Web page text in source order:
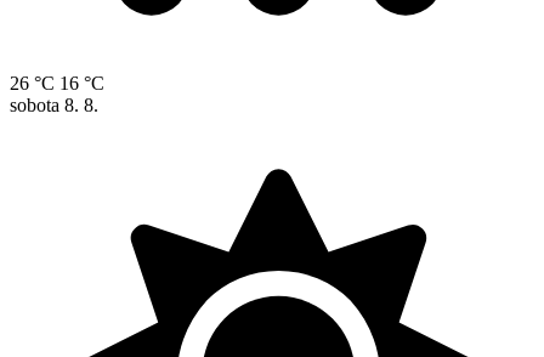
26 °C 16 °C
sobota 8. 8.